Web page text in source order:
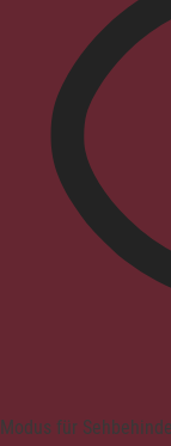
Modus für